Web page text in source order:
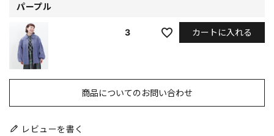
パープル
3 カートに入れる
商品についてのお問い合わせ
レビューを書く